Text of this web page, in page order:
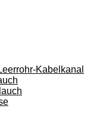
Kabelkanal